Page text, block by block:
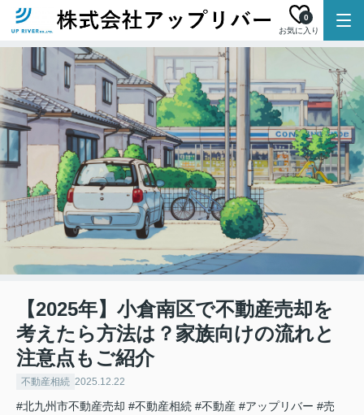
お気に入り
0
【2025年】小倉南区で不動産売却を
考えたら方法は？家族向けの流れと
注意点もご紹介
不動産相続 2025.12.22
#北九州市不動産売却 #不動産相続 #不動産 #アップリバー #売